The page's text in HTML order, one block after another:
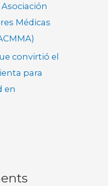
Médicas
convirtió el
para
en